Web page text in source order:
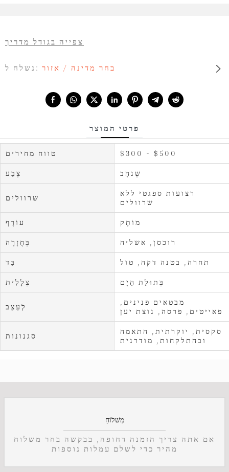
נשלח ל: בחר מדינה / אזור
צפייה בגודל מדריך
פרטי המוצר
טווח מחירים $300 - $500
צֶבַע שֶׁנהָב
שרוולים
רצועות ספגטי ללא
שרוולים
עוֹרֶף מוֹתֶק
בְּחֲזָרָה רוכסן, אשליה
בַּד תחרה, בטנה דקה, טול
צְלָלִית בְּתוּלַת הַיָם
לְעַצֵב
מבטאים פנינים,
פאייטים, פרסה, נוצת יען
סגנונות
סקסית, יוקרתית, התאמה
ובהתלקחות, מודרנית
מִשׁלוֹחַ
אם אתה צריך הזמנה דחופה, בבקשה בחר משלוח
מהיר כדי לשלם עמלות נוספות